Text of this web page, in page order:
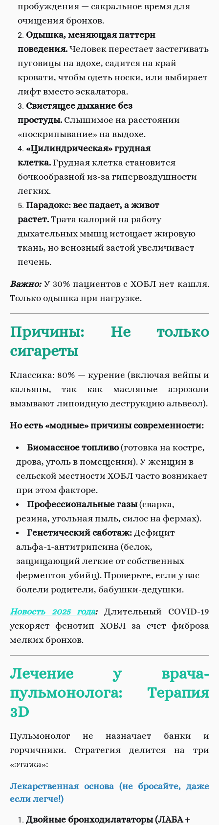
пробуждения — сакральное время для
очищения бронхов.
Одышка, меняющая паттерн
поведения. Человек перестает застегивать
пуговицы на вдохе, садится на край
кровати, чтобы одеть носки, или выбирает
лифт вместо эскалатора.
Свистящее дыхание без
простуды. Слышимое на расстоянии
«поскрипывание» на выдохе.
«Цилиндрическая» грудная
клетка. Грудная клетка становится
бочкообразной из-за гипервоздушности
легких.
Парадокс: вес падает, а живот
растет. Трата калорий на работу
дыхательных мышц истощает жировую
ткань, но венозный застой увеличивает
печень.
Важно:У 30% пациентов с ХОБЛ нет кашля.
Только одышка при нагрузке.
Причины: Не только
сигареты
Классика: 80% — курение (включая вейпы и
кальяны, так как масляные аэрозоли
вызывают липоидную деструкцию альвеол).
Но есть «модные» причины современности:
Биомассное топливо(готовка на костре,
дрова, уголь в помещении). У женщин в
сельской местности ХОБЛ часто возникает
при этом факторе.
Профессиональные газы(сварка,
резина, угольная пыль, силос на фермах).
Генетический саботаж:Дефицит
альфа-1-антитрипсина (белок,
защищающий легкие от собственных
ферментов-убийц). Проверьте, если у вас
болели родители, бабушки-дедушки.
Новость 2025 года:Длительный COVID-19
ускоряет фенотип ХОБЛ за счет фиброза
мелких бронхов.
Лечение у врача-
пульмонолога: Терапия
3D
Пульмонолог не назначает банки и
горчичники. Стратегия делится на три
«этажа»:
Лекарственная основа (не бросайте, даже
если легче!)
Двойные бронходилататоры (ЛАБА +